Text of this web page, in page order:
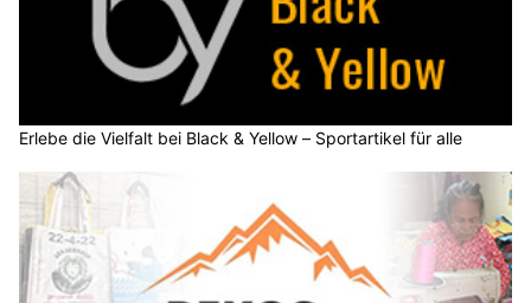
Erlebe die Vielfalt bei Black & Yellow – Sportartikel für alle